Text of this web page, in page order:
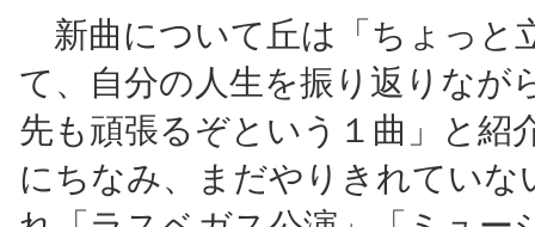
新曲について丘は「ちょっと
て、自分の人生を振り返りなが
先も頑張るぞという１曲」と紹
にちなみ、まだやりきれていな